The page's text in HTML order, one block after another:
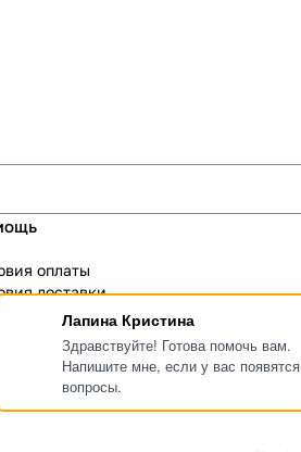
Лапина Кристина
Здравствуйте! Готова помочь вам.
Напишите мне, если у вас появятся
вопросы.
оплаты
доставки
на товар